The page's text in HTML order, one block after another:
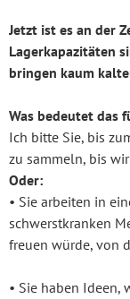
Jetzt ist es an der
Lagerkapazitäten
bringen kaum
Was bedeutet das
Ich bitte Sie, bis
zu sammeln, bis
Oder:
• Sie arbeiten in
schwerstkranken
freuen würde, von
• Sie haben Ideen,